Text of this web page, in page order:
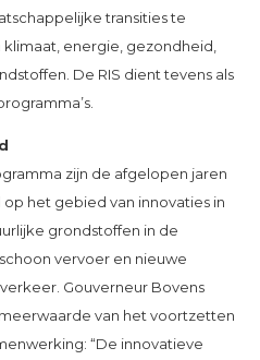
transities te
energie, gezondheid,
De RIS dient tevens als
zijn de afgelopen jaren
het gebied van innovaties in
grondstoffen in de
vervoer en nieuwe
Gouverneur Bovens
van het voortzetten
“De innovatieve